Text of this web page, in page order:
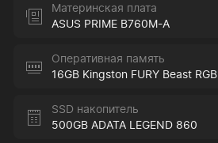
Материнская плата
ASUS PRIME B760M-A
Оперативная память
16GB Kingston FURY Beast RGB
SSD накопитель
500GB ADATA LEGEND 860